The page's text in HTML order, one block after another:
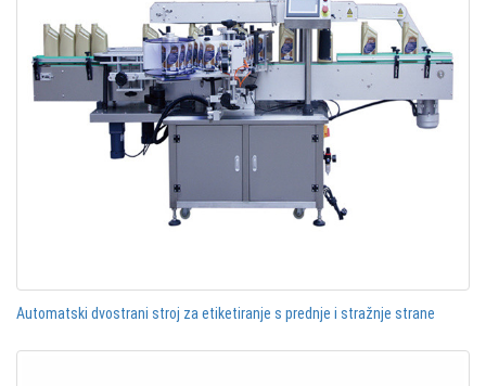
Automatski dvostrani stroj za etiketiranje s prednje i stražnje strane